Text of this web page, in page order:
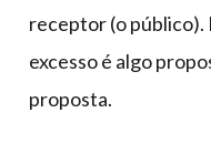
receptor (o público).
excesso é algo
proposta.